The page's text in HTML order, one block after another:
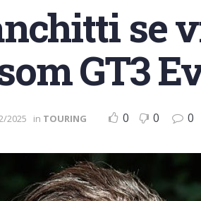
se
GT3
2025 in TOURING 0 0 0